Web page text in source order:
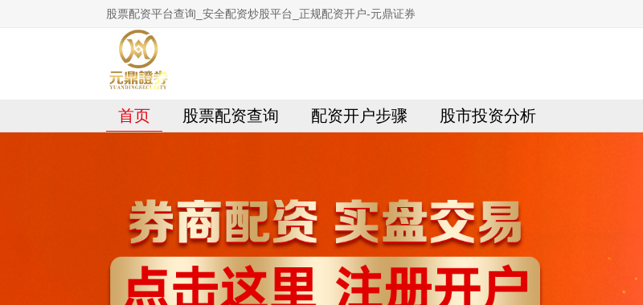
股票配资平台查询_安全配资炒股平台_正规配资开户-元鼎证券
首页 股票配资查询 配资开户步骤 股市投资分析